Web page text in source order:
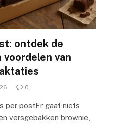
ontdek de
van
0
per postEr gaat niets
versgebakken brownie,